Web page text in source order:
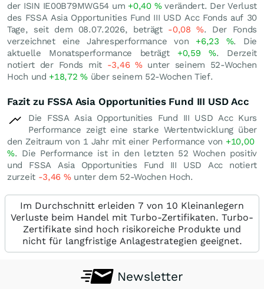
der ISIN IE00B79MWG54 um +0,40 %verändert. Der Verlust
des FSSA Asia Opportunities Fund III USD Acc Fonds auf 30
Tage, seit dem 08.07.2026, beträgt -0,08%. Der Fonds
verzeichnet eine Jahresperformance von +6,23 %. Die
aktuelle Monatsperformance beträgt +0,59%. Derzeit
notiert der Fonds mit -3,46 %unter seinem 52-Wochen
Hoch und +18,72%über seinem 52-Wochen Tief.
Fazit zu FSSA Asia Opportunities Fund III USD Acc
Die FSSA Asia Opportunities Fund III USD Acc Kurs
Performance zeigt eine starke Wertentwicklung über
den Zeitraum von 1 Jahr mit einer Performance von +10,00
%. Die Performance ist in den letzten 52 Wochen positiv
und FSSA Asia Opportunities Fund III USD Acc notiert
zurzeit -3,46 %unter dem 52-Wochen Hoch.
Im Durchschnitt erleiden 7 von 10 Kleinanlegern
Verluste beim Handel mit Turbo-Zertifikaten. Turbo-
Zertifikate sind hoch risikoreiche Produkte und
nicht für langfristige Anlagestrategien geeignet.
Newsletter